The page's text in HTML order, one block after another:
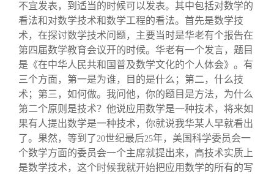
不宜发表，到适当的时候可以发表。其中包括对数学的
看法和对数学技术和数学工程的看法。首先是数学技
术，在探讨数学技术问题，主要当时是华老有个报告在
第四届数学教育会议开的时候。华老有一个发言，题目
是《在中华人民共和国普及数学文化的个人体会》。有
三个方面，第一是为谁，目的是什么；第二，什么技
术；第三，如何做。我问他，你的题目是方法，为什么
第二个原则是技术？他说应用数学是一种技术，将来如
果有人提出数学是一种技术，你就说我华某人早就看出
了。果然，等到了20世纪最后25年，美国科学委员会一
个数学方面的委员会一个主席就提出来，高技术实质上
是数学技术，这个时候我就开始把应用数学的所有的写